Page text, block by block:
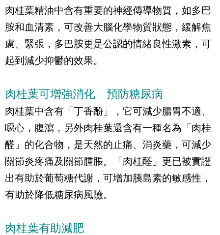
肉桂葉精油中含有重要的神經傳導物質，如多巴
胺和血清素，可改善大腦化學物質狀態，緩解焦
慮、緊張，多巴胺更是公認的情緒良性激素，可
起到減少抑鬱的效果。
肉桂葉可增強消化 預防糖尿病
肉桂葉中含有「丁香酚」，它可減少腸胃不適、
噁心，腹瀉，另外肉桂葉還含有一種名為「肉桂
醛」的化合物，是天然的止痛、消炎藥，可減少
關節炎疼痛及關節腫脹。「肉桂醛」更已被實證
出有助於葡萄糖代謝，可增加胰島素的敏感性，
有助於降低糖尿病風險。
肉桂葉有助減肥